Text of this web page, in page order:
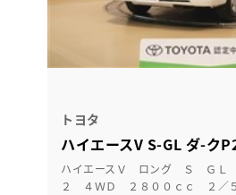
トヨタ
ハイエースV S-GL ダ-ク
ハイエースＶ ロング Ｓ ＧＬ
２ ４ＷＤ ２８００ｃｃ ２／